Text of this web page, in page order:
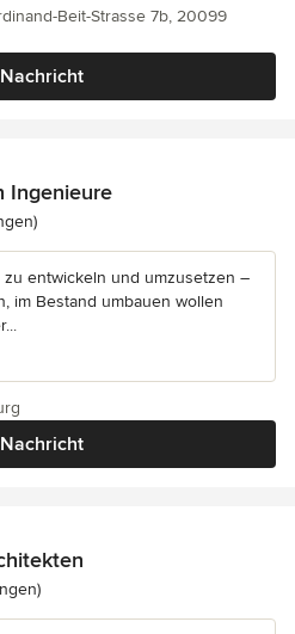
Nachricht
Beit-Strasse 7b, 20099
Ingenieure
4.7 von 5 Sternen
entwickeln und umzusetzen –
im Bestand umbauen wollen
Nachricht
5 von 5 Sternen